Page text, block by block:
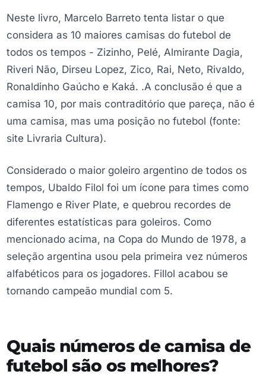
Neste livro, Marcelo Barreto tenta listar o que
considera as 10 maiores camisas do futebol de
todos os tempos - Zizinho, Pelé, Almirante Dagia,
Riveri Não, Dirseu Lopez, Zico, Rai, Neto, Rivaldo,
Ronaldinho Gaúcho e Kaká. .A conclusão é que a
camisa 10, por mais contraditório que pareça, não é
uma camisa, mas uma posição no futebol (fonte:
site Livraria Cultura).
Considerado o maior goleiro argentino de todos os
tempos, Ubaldo Filol foi um ícone para times como
Flamengo e River Plate, e quebrou recordes de
diferentes estatísticas para goleiros. Como
mencionado acima, na Copa do Mundo de 1978, a
seleção argentina usou pela primeira vez números
alfabéticos para os jogadores. Fillol acabou se
tornando campeão mundial com 5.
Quais números de camisa de
futebol são os melhores?